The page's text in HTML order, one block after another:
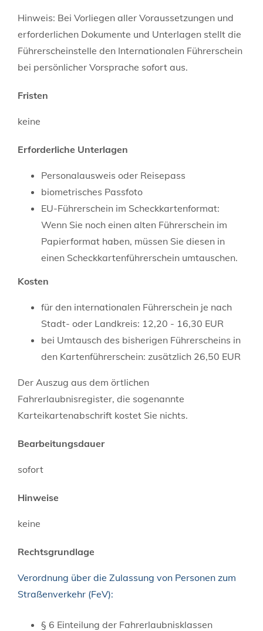
Hinweis: Bei Vorliegen aller Voraussetzungen und
erforderlichen Dokumente und Unterlagen stellt die
Führerscheinstelle den Internationalen Führerschein
bei persönlicher Vorsprache sofort aus.
Fristen
keine
Erforderliche Unterlagen
Personalausweis oder Reisepass
biometrisches Passfoto
EU-Führerschein im Scheckkartenformat:
Wenn Sie noch einen alten Führerschein im
Papierformat haben, müssen Sie diesen in
einen Scheckkartenführerschein umtauschen.
Kosten
für den internationalen Führerschein je nach
Stadt- oder Landkreis: 12,20 - 16,30 EUR
bei Umtausch des bisherigen Führerscheins in
den Kartenführerschein: zusätzlich 26,50 EUR
Der Auszug aus dem örtlichen
Fahrerlaubnisregister, die sogenannte
Karteikartenabschrift kostet Sie nichts.
Bearbeitungsdauer
sofort
Hinweise
keine
Rechtsgrundlage
Verordnung über die Zulassung von Personen zum
Straßenverkehr (FeV):
§ 6 Einteilung der Fahrerlaubnisklassen